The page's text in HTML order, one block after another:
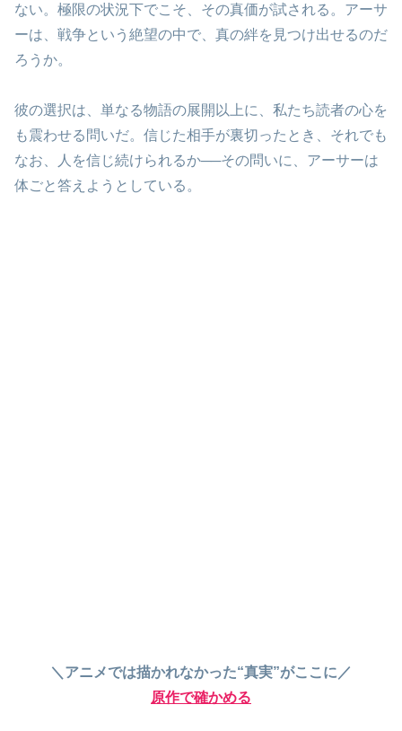
ない。極限の状況下でこそ、その真価が試される。アーサ
ーは、戦争という絶望の中で、真の絆を見つけ出せるのだ
ろうか。
彼の選択は、単なる物語の展開以上に、私たち読者の心を
も震わせる問いだ。信じた相手が裏切ったとき、それでも
なお、人を信じ続けられるか──その問いに、アーサーは
体ごと答えようとしている。
＼アニメでは描かれなかった“真実”がここに／
原作で確かめる